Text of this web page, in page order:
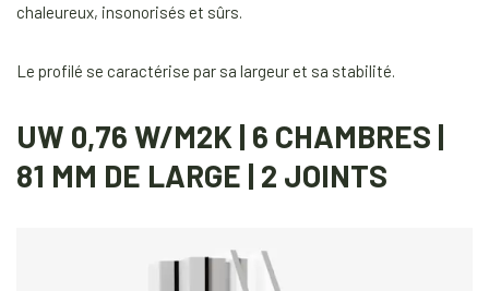
chaleureux, insonorisés et sûrs.
Le profilé se caractérise par sa largeur et sa stabilité.
UW 0,76 W/M2K | 6 CHAMBRES |
81 MM DE LARGE | 2 JOINTS